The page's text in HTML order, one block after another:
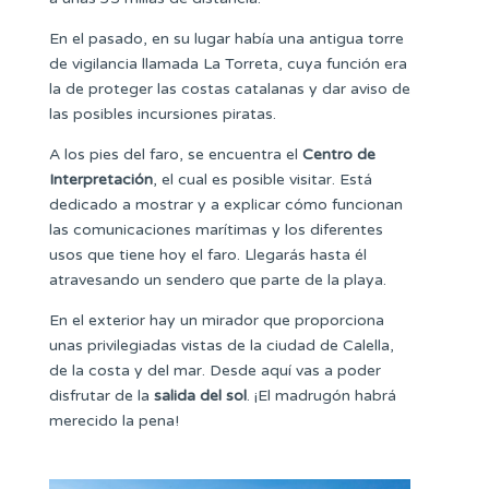
En el pasado, en su lugar había una antigua torre
de vigilancia llamada La Torreta, cuya función era
la de proteger las costas catalanas y dar aviso de
las posibles incursiones piratas.
A los pies del faro, se encuentra el Centro de
Interpretación, el cual es posible visitar. Está
dedicado a mostrar y a explicar cómo funcionan
las comunicaciones marítimas y los diferentes
usos que tiene hoy el faro. Llegarás hasta él
atravesando un sendero que parte de la playa.
En el exterior hay un mirador que proporciona
unas privilegiadas vistas de la ciudad de Calella,
de la costa y del mar. Desde aquí vas a poder
disfrutar de la salida del sol. ¡El madrugón habrá
merecido la pena!